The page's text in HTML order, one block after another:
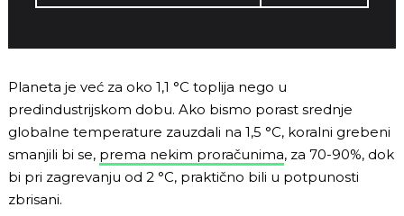
Planeta je već za oko 1,1 °C toplija nego u
predindustrijskom dobu. Ako bismo porast srednje
globalne temperature zauzdali na 1,5 °C, koralni grebeni
smanjili bi se, prema nekim proračunima, za 70-90%, dok
bi pri zagrevanju od 2 °C, praktično bili u potpunosti
zbrisani.